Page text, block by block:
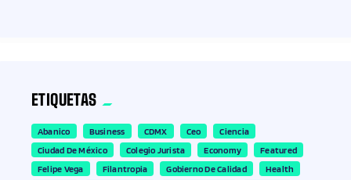
ETIQUETAS
Abanico Business CDMX Ceo
Ciencia
Ciudad De México
Colegio Jurista Economy
Featured
Felipe Vega
Filantropia Gobierno De Calidad
Health